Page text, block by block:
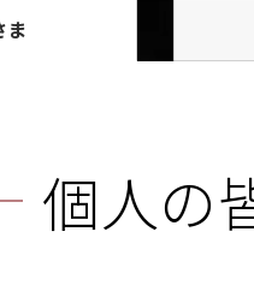
ま
個人の